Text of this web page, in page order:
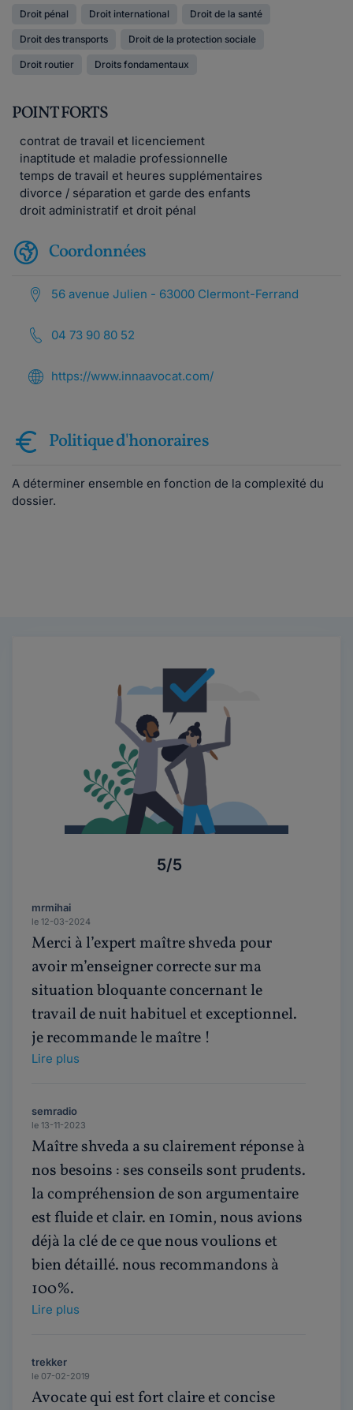
Droit pénal Droit international Droit de la santé
Droit des transports Droit de la protection sociale
Droit routier Droits fondamentaux
POINT FORTS
contrat de travail et licenciement
inaptitude et maladie professionnelle
temps de travail et heures supplémentaires
divorce / séparation et garde des enfants
droit administratif et droit pénal
Coordonnées
56 avenue Julien - 63000 Clermont-Ferrand
04 73 90 80 52
https://www.innaavocat.com/
Politique d'honoraires
A déterminer ensemble en fonction de la complexité du
dossier.
5/5
mrmihai
le 12-03-2024
Merci à l’expert maître shveda pour
avoir m’enseigner correcte sur ma
situation bloquante concernant le
travail de nuit habituel et exceptionnel.
je recommande le maître !
Lire plus
semradio
le 13-11-2023
Maître shveda a su clairement réponse à
nos besoins : ses conseils sont prudents.
la compréhension de son argumentaire
est fluide et clair. en 10min, nous avions
déjà la clé de ce que nous voulions et
bien détaillé. nous recommandons à
100%.
Lire plus
trekker
le 07-02-2019
Avocate qui est fort claire et concise